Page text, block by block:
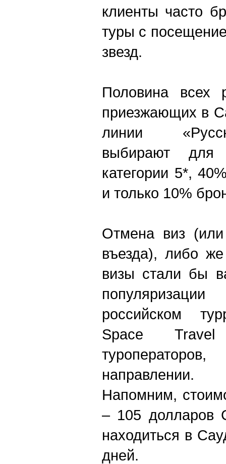
клиенты часто
туры с
звезд.
Половина всех
приезжающих в
линии
выбирают для
категории 5*,
и только 10%
Отмена виз
въезда), либо
визы стали бы
российском
Space
направлении.
Напомним,
– 105 долларов
находиться в
дней.